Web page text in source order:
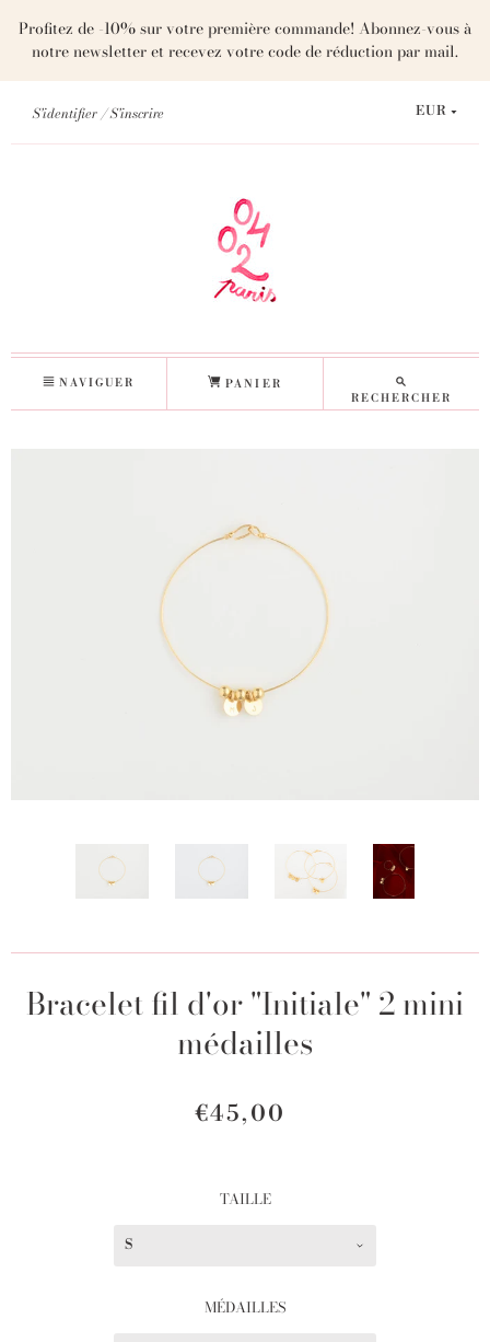
Profitez de -10% sur votre première commande! Abonnez-vous à
notre newsletter et recevez votre code de réduction par mail.
S'identifier S'inscrire EUR
NAVIGUER
PANIER
RECHERCHER
Bracelet fil d'or "Initiale" 2 mini
médailles
€45,00
TAILLE
S
MÉDAILLES